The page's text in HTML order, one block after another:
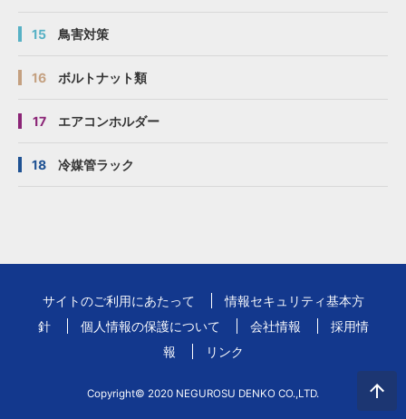
15 鳥害対策
16 ボルトナット類
17 エアコンホルダー
18 冷媒管ラック
サイトのご利用にあたって
情報セキュリティ基本方
針
個人情報の保護について 会社情報
採用情
報
リンク
Copyright© 2020 NEGUROSU DENKO CO.,LTD.